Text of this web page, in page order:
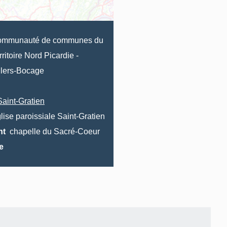
de communes du
Nord Picardie -
Bocage
Gratien
paroissiale Saint-Gratien
chapelle du Sacré-Coeur